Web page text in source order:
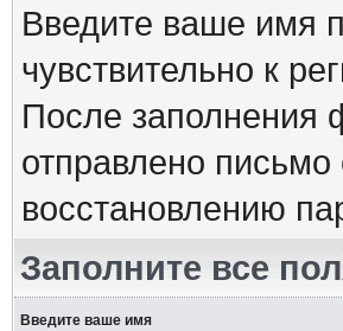
Введите ваше имя
чувствительно к
После заполнения
отправлено
восстановлению
Заполните все
Введите ваше имя